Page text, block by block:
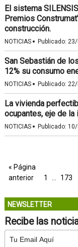
El sistema
Premios
construcción.
NOTICIAS · Publicado:
San Sebastián de
12% su consumo
NOTICIAS · Publicado:
La vivienda
ocupantes, eje de la
NOTICIAS · Publicado:
« Página
anterior
1 173
NEWSLETTER
Recibe las